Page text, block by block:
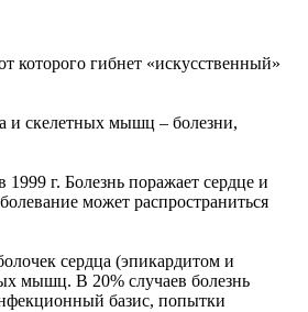
которого гибнет «искусственный»
и скелетных мышц – болезни,
г. Болезнь поражает сердце и
может распространиться
сердца (эпикардитом и
мышц. В 20% случаев болезнь
базис, попытки